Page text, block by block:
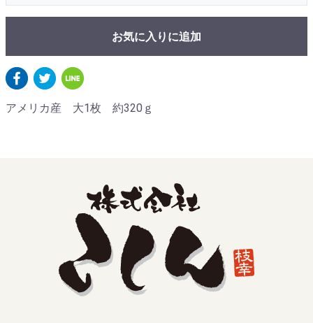
お気に入りに追加
アメリカ産 大1枚 約320ｇ